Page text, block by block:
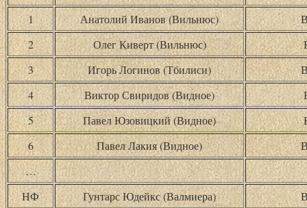
1 Анатолий Иванов (Вильнюс)
2
Олег Киверт (Вильнюс)
3
Игорь Логинов (Тбилиси)
4
Виктор Свиридов (Видное)
5
Павел Юзовицкий (Видное)
6
Павел Лакия (Видное)
…
НФ
Гунтарс Юдейкс (Валмиера)